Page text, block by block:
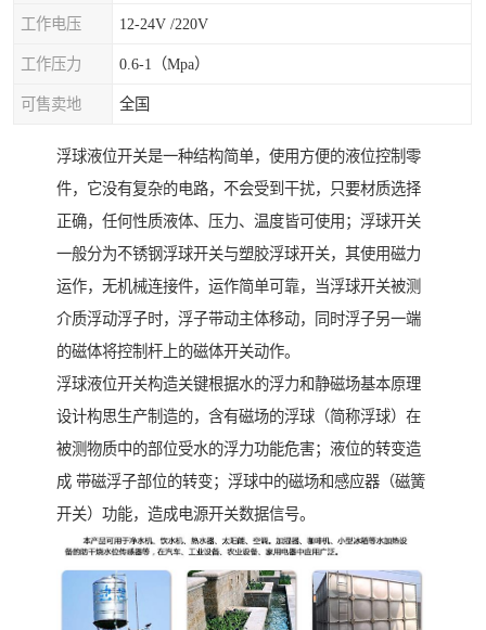
工作电压 12-24V /220V
工作压力 0.6-1（Mpa）
可售卖地 全国
浮球液位开关是一种结构简单，使用方便的液位控制零
件，它没有复杂的电路，不会受到干扰，只要材质选择
正确，任何性质液体、压力、温度皆可使用；浮球开关
一般分为不锈钢浮球开关与塑胶浮球开关，其使用磁力
运作，无机械连接件，运作简单可靠，当浮球开关被测
介质浮动浮子时，浮子带动主体移动，同时浮子另一端
的磁体将控制杆上的磁体开关动作。
浮球液位开关构造关键根据水的浮力和静磁场基本原理
设计构思生产制造的，含有磁场的浮球（简称浮球）在
被测物质中的部位受水的浮力功能危害；液位的转变造
成 带磁浮子部位的转变；浮球中的磁场和感应器（磁簧
开关）功能，造成电源开关数据信号。